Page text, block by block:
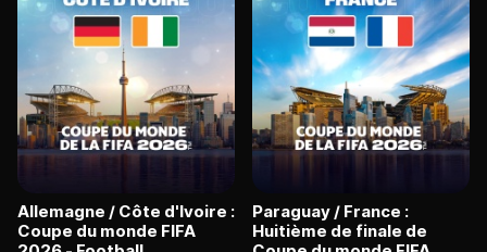
Allemagne / Côte d'Ivoire :
Coupe du monde FIFA
Paraguay / France :
Huitième de finale de